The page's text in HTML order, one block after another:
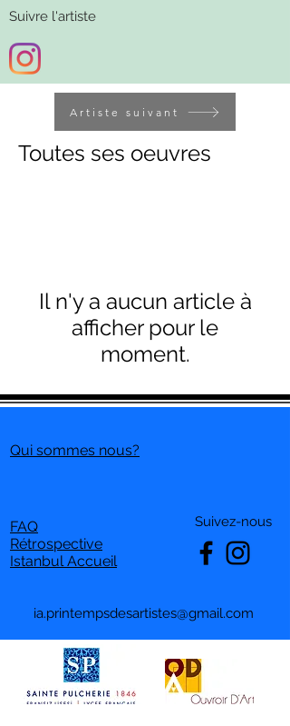
Suivre l'artiste
Artiste suivant
Toutes ses oeuvres
Il n'y a aucun article à
afficher pour le
moment.
Qui sommes nous?
FAQ
Rétrospective
Istanbul Accueil
Suivez-nous
ia.printempsdesartistes@gmail.com